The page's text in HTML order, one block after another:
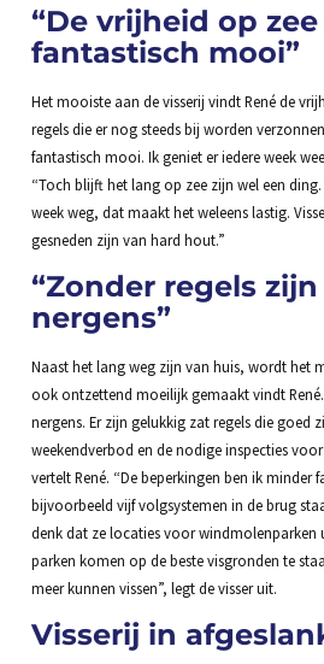
“De vrijheid op zee
fantastisch mooi”
Het mooiste aan de visserij vindt René de
regels die er nog steeds bij worden
fantastisch mooi. Ik geniet er iedere week
“Toch blijft het lang op zee zijn wel een ding.
week weg, dat maakt het weleens lastig.
gesneden zijn van hard hout.”
“Zonder regels
nergens”
Naast het lang weg zijn van huis, wordt het
ook ontzettend moeilijk gemaakt vindt
nergens. Er zijn gelukkig zat regels die goed
weekendverbod en de nodige inspecties
vertelt René. “De beperkingen ben ik minder
bijvoorbeeld vijf volgsystemen in de brug
denk dat ze locaties voor windmolenparken
parken komen op de beste visgronden te
meer kunnen vissen”, legt de visser uit.
Visserij in